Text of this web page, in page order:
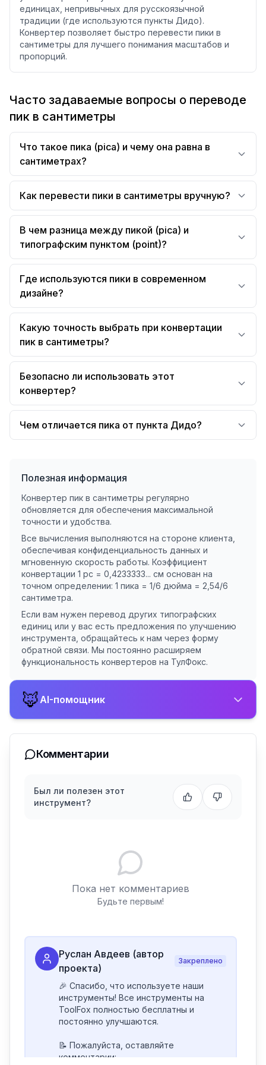
единицах, непривычных для русскоязычной
традиции (где используются пункты Дидо).
Конвертер позволяет быстро перевести пики в
сантиметры для лучшего понимания масштабов и
пропорций.
Часто задаваемые вопросы о переводе
пик в сантиметры
Что такое пика (pica) и чему она равна в
сантиметрах?
Как перевести пики в сантиметры вручную?
В чем разница между пикой (pica) и
типографским пунктом (point)?
Где используются пики в современном
дизайне?
Какую точность выбрать при конвертации
пик в сантиметры?
Безопасно ли использовать этот
конвертер?
Чем отличается пика от пункта Дидо?
Полезная информация
Конвертер пик в сантиметры регулярно
обновляется для обеспечения максимальной
точности и удобства.
Все вычисления выполняются на стороне клиента,
обеспечивая конфиденциальность данных и
мгновенную скорость работы. Коэффициент
конвертации 1 pc = 0,4233333... см основан на
точном определении: 1 пика = 1/6 дюйма = 2,54/6
сантиметра.
Если вам нужен перевод других типографских
единиц или у вас есть предложения по улучшению
инструмента, обращайтесь к нам через форму
обратной связи. Мы постоянно расширяем
функциональность конвертеров на ТулФокс.
🦊AI-помощник
Комментарии
Был ли полезен этот
инструмент?
Пока нет комментариев
Будьте первым!
Руслан Авдеев (автор
проекта)
Закреплено
🎉 Спасибо, что используете наши
инструменты! Все инструменты на
ToolFox полностью бесплатны и
постоянно улучшаются.
📝 Пожалуйста, оставляйте
комментарии: